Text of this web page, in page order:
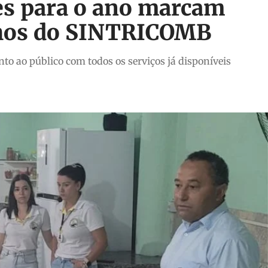
para o ano marcam
do SINTRICOMB
ao público com todos os serviços já disponíveis